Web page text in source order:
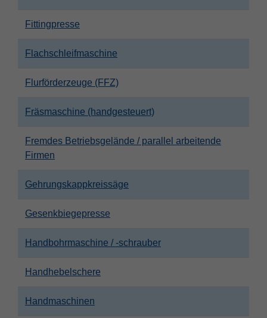
Fittingpresse
Flachschleifmaschine
Flurförderzeuge (FFZ)
Fräsmaschine (handgesteuert)
Fremdes Betriebsgelände / parallel arbeitende
Firmen
Gehrungskappkreissäge
Gesenkbiegepresse
Handbohrmaschine / -schrauber
Handhebelschere
Handmaschinen